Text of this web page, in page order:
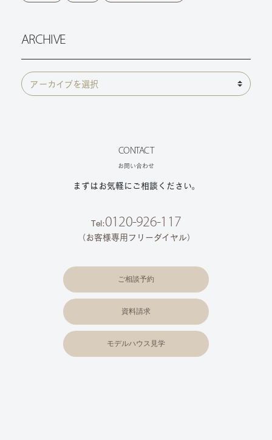
ARCHIVE
CONTACT
お問い合わせ
まずはお気軽にご相談ください。
Tel:0120-926-117
（お客様専用フリーダイヤル）
ご相談予約
資料請求
モデルハウス見学